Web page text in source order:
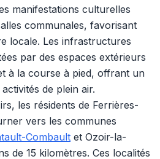
manifestations culturelles
communales, favorisant
locale. Les infrastructures
par des espaces extérieurs
à la course à pied, offrant un
de plein air.
les résidents de Ferrières-
vers les communes
Combault et Ozoir-la-
de 15 kilomètres. Ces localités